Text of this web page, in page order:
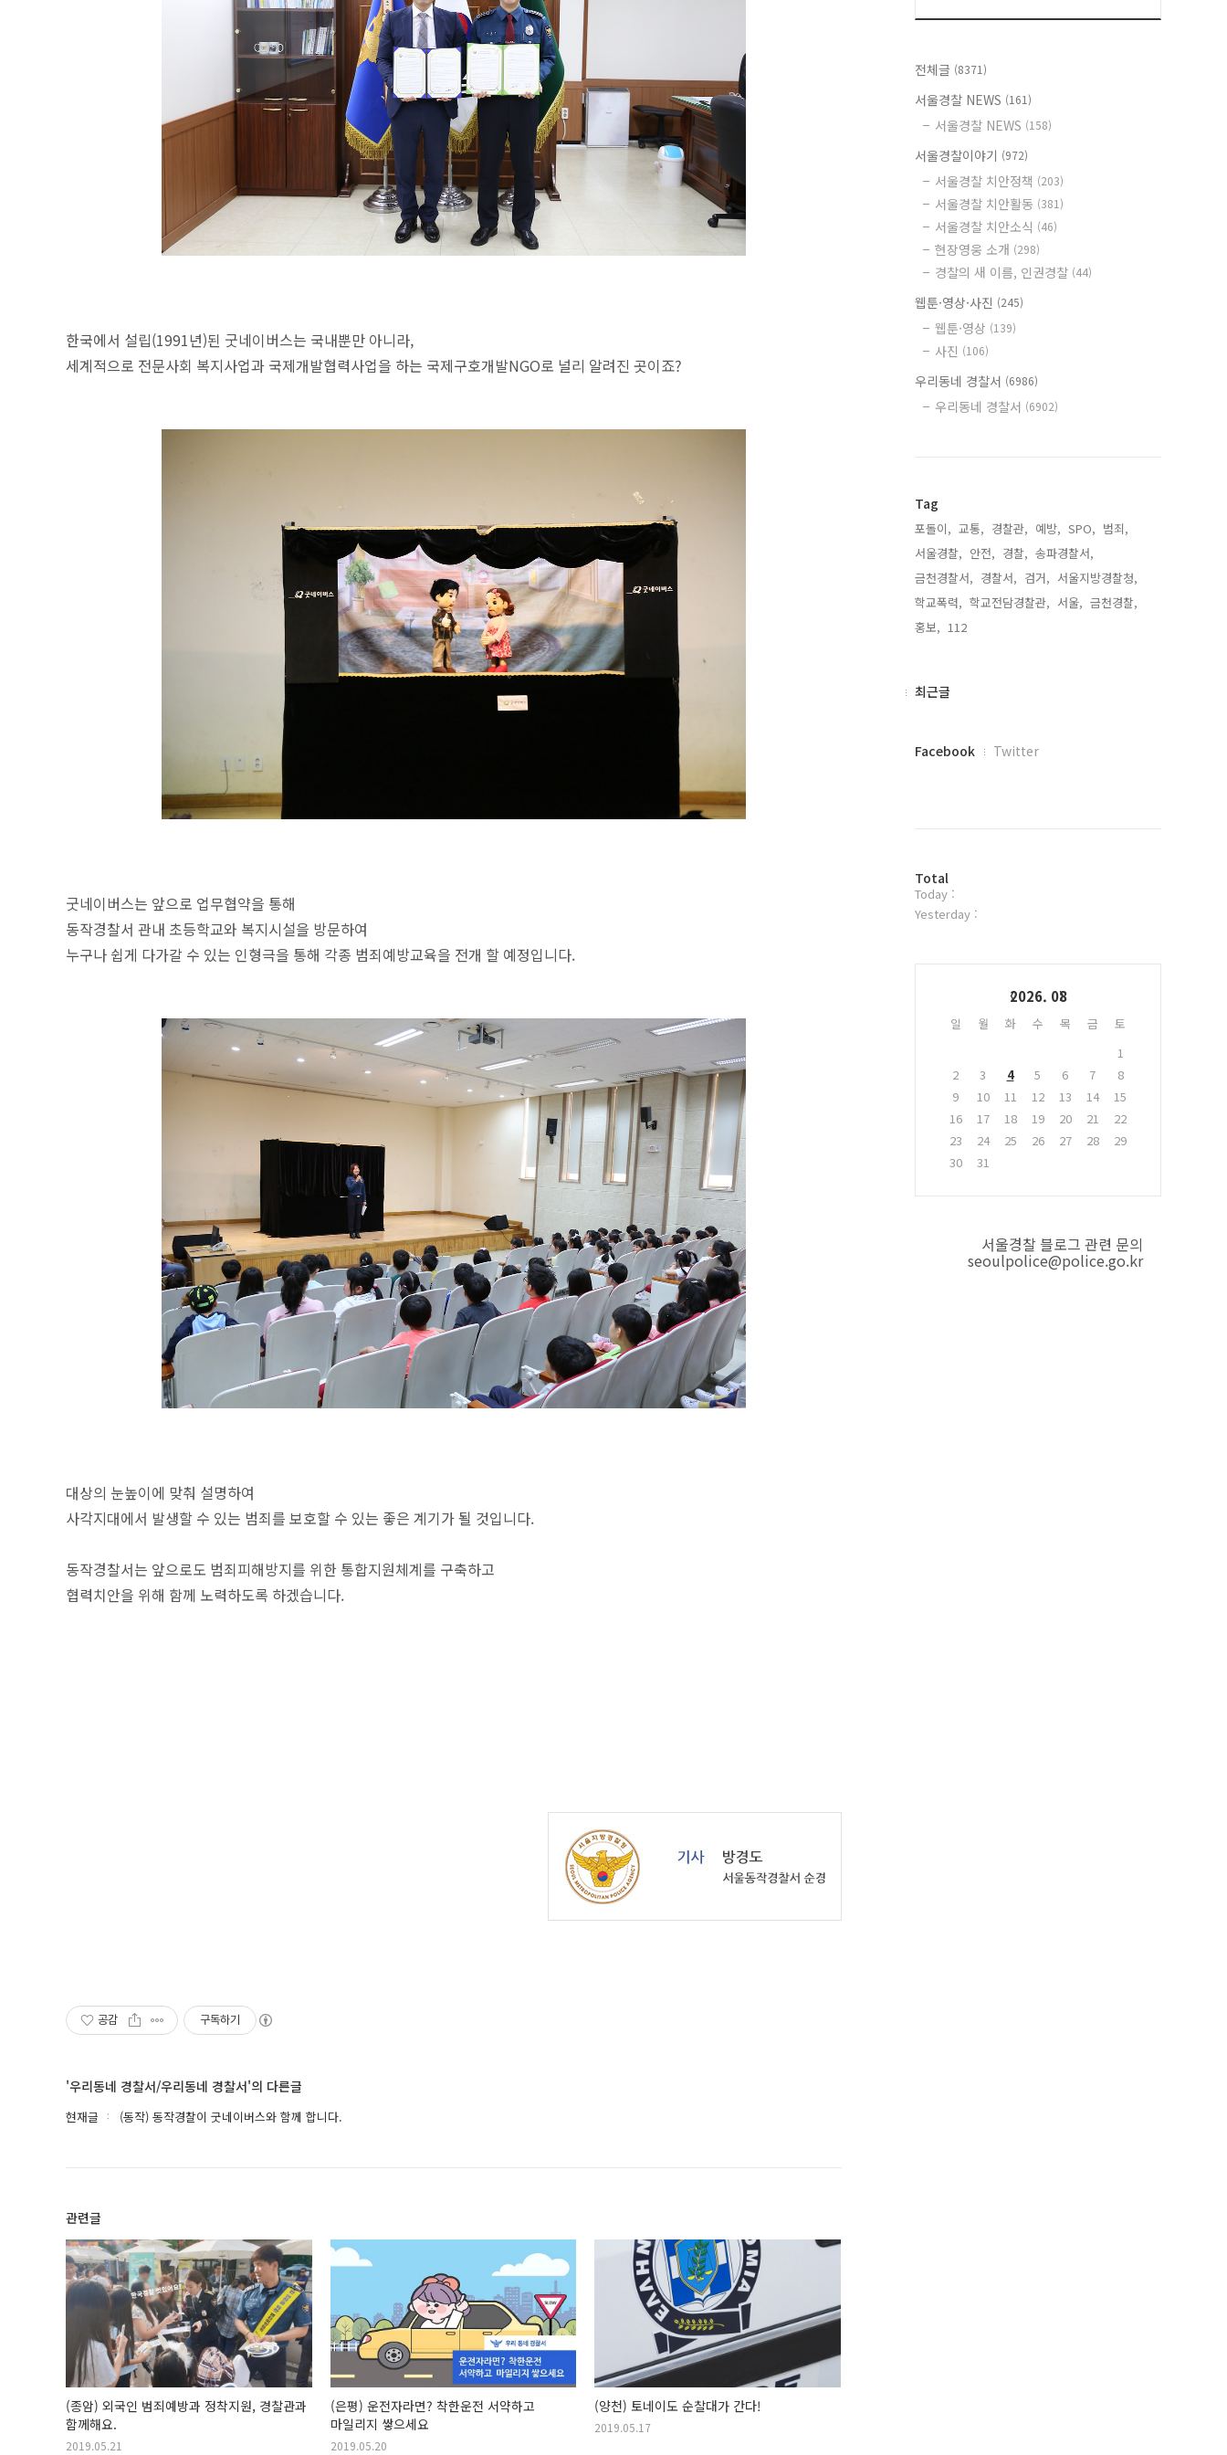
한국에서 설립(1991년)된 굿네이버스는 국내뿐만 아니라,
세계적으로 전문사회 복지사업과 국제개발협력사업을 하는 국제구호개발NGO로 널리 알려진 곳이죠?
굿네이버스는 앞으로 업무협약을 통해
동작경찰서 관내 초등학교와 복지시설을 방문하여
누구나 쉽게 다가갈 수 있는 인형극을 통해 각종 범죄예방교육을 전개 할 예정입니다.
대상의 눈높이에 맞춰 설명하여
사각지대에서 발생할 수 있는 범죄를 보호할 수 있는 좋은 계기가 될 것입니다.
동작경찰서는 앞으로도 범죄피해방지를 위한 통합지원체계를 구축하고
협력치안을 위해 함께 노력하도록 하겠습니다.
공감 구독하기
'우리동네 경찰서/우리동네 경찰서'의 다른글
현재글 (동작) 동작경찰이 굿네이버스와 함께 합니다.
관련글
(종암) 외국인 범죄예방과 정착지원, 경찰관과
함께해요.
2019.05.21
(은평) 운전자라면? 착한운전 서약하고
마일리지 쌓으세요
2019.05.20
(양천) 토네이도 순찰대가 간다!
2019.05.17
전체글 (8371)
서울경찰 NEWS (161)
서울경찰 NEWS (158)
서울경찰이야기 (972)
서울경찰 치안정책 (203)
서울경찰 치안활동 (381)
서울경찰 치안소식 (46)
현장영웅 소개 (298)
경찰의 새 이름, 인권경찰 (44)
웹툰·영상·사진 (245)
웹툰·영상 (139)
사진 (106)
우리동네 경찰서 (6986)
우리동네 경찰서 (6902)
Tag
포돌이, 교통, 경찰관, 예방, SPO, 범죄,
서울경찰, 안전, 경찰, 송파경찰서,
금천경찰서, 경찰서, 검거, 서울지방경찰청,
학교폭력, 학교전담경찰관, 서울, 금천경찰,
홍보, 112,
최
최근글
페
플
러
그
Facebook Twitter
방
문
자
Total
Today :
Yesterday :
2026. 08
일 월 화 수 목 금
토
1
2
3 4 5 6 7
8
9
10 11 12 13 14
15
16
17 18 19 20 21
22
23
24 25 26 27 28
29
30
31
서울경찰 블로그 관련 문의
seoulpolice@police.go.kr